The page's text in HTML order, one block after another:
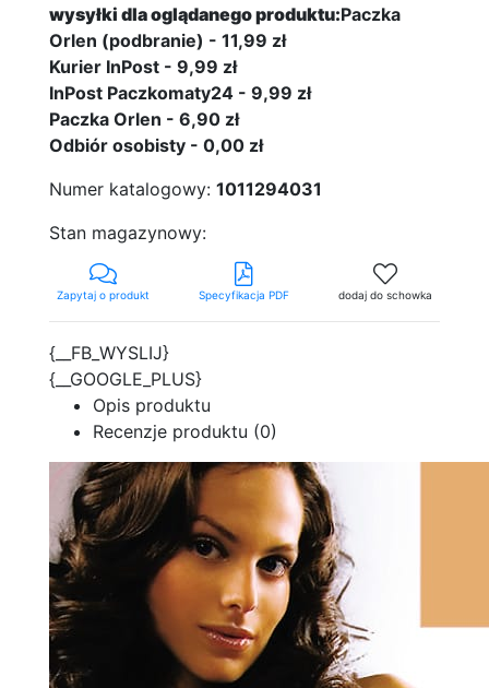
wysyłki dla oglądanego produktu:Paczka
Orlen (podbranie) - 11,99 zł
Kurier InPost - 9,99 zł
InPost Paczkomaty24 - 9,99 zł
Paczka Orlen - 6,90 zł
Odbiór osobisty - 0,00 zł
Numer katalogowy: 1011294031
Stan magazynowy:
Zapytaj o produkt Specyfikacja PDF dodaj do schowka
{__FB_WYSLIJ}
{__GOOGLE_PLUS}
Opis produktu
Recenzje produktu (0)